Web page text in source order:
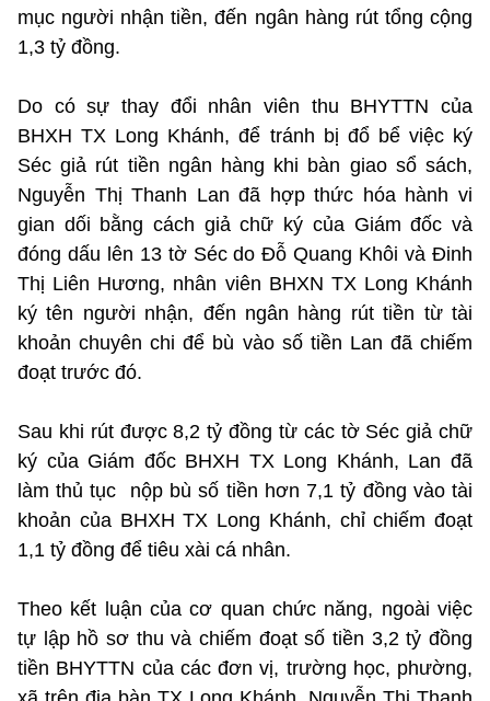
mục người nhận tiền, đến ngân hàng rút tổng cộng
1,3 tỷ đồng.
Do có sự thay đổi nhân viên thu BHYTTN của
BHXH TX Long Khánh, để tránh bị đổ bể việc ký
Séc giả rút tiền ngân hàng khi bàn giao sổ sách,
Nguyễn Thị Thanh Lan đã hợp thức hóa hành vi
gian dối bằng cách giả chữ ký của Giám đốc và
đóng dấu lên 13 tờ Séc do Đỗ Quang Khôi và Đinh
Thị Liên Hương, nhân viên BHXN TX Long Khánh
ký tên người nhận, đến ngân hàng rút tiền từ tài
khoản chuyên chi để bù vào số tiền Lan đã chiếm
đoạt trước đó.
Sau khi rút được 8,2 tỷ đồng từ các tờ Séc giả chữ
ký của Giám đốc BHXH TX Long Khánh, Lan đã
làm thủ tục nộp bù số tiền hơn 7,1 tỷ đồng vào tài
khoản của BHXH TX Long Khánh, chỉ chiếm đoạt
1,1 tỷ đồng để tiêu xài cá nhân.
Theo kết luận của cơ quan chức năng, ngoài việc
tự lập hồ sơ thu và chiếm đoạt số tiền 3,2 tỷ đồng
tiền BHYTTN của các đơn vị, trường học, phường,